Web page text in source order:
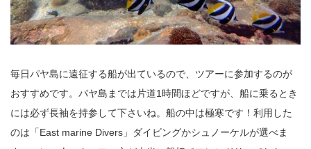
毎日パヤ島に遠征する船が出ているので、ツアーに参加するのが
おすすめです。パヤ島までは片道1時間ほどですが、船に乗るとき
には必ず長袖を持参して下さいね。船の中は極寒です！利用した
のは「East marine Divers」ダイビングかシュノーケルが選べま